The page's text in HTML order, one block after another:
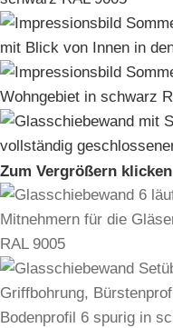
Zum Vergrößern klicken